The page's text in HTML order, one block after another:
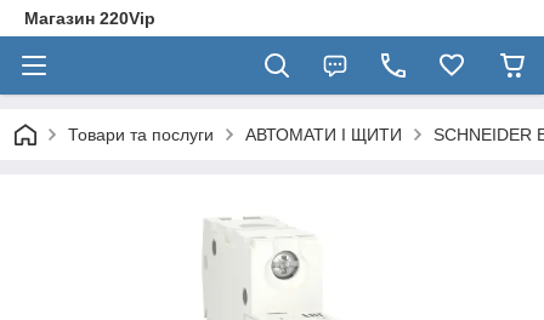
Магазин 220Vip
Товари та послуги АВТОМАТИ І ЩИТИ SCHNEIDER